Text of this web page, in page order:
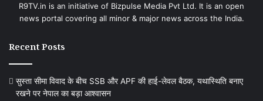
R9TV.in is an initiative of Bizpulse Media Pvt Ltd. It is an open
news portal covering all minor & major news across the India.
Recent Posts
सुस्ता सीमा विवाद के बीच SSB और APF की हाई-लेवल बैठक, यथास्थिति बनाए
रखने पर नेपाल का बड़ा आश्वासन